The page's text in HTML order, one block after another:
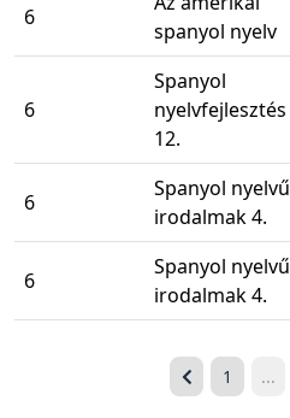
6
spanyol nyelv
6
Spanyol
nyelvfejlesztés
12.
6
Spanyol nyelvű
irodalmak 4.
6
Spanyol nyelvű
irodalmak 4.
1 ...